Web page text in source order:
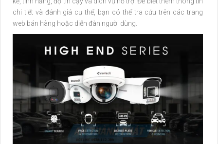
chi tiết và đánh giá cụ thể, bạn có thể tra cứu trên các trang
web bán hàng hoặc diễn đàn người dùng.